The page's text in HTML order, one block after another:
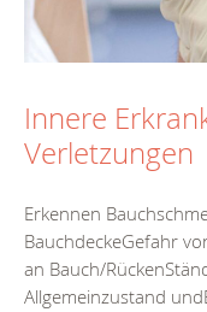
Innere
Verletzungen
Erkennen
BauchdeckeGefahr
an Bauch/
Allgemeinzustand